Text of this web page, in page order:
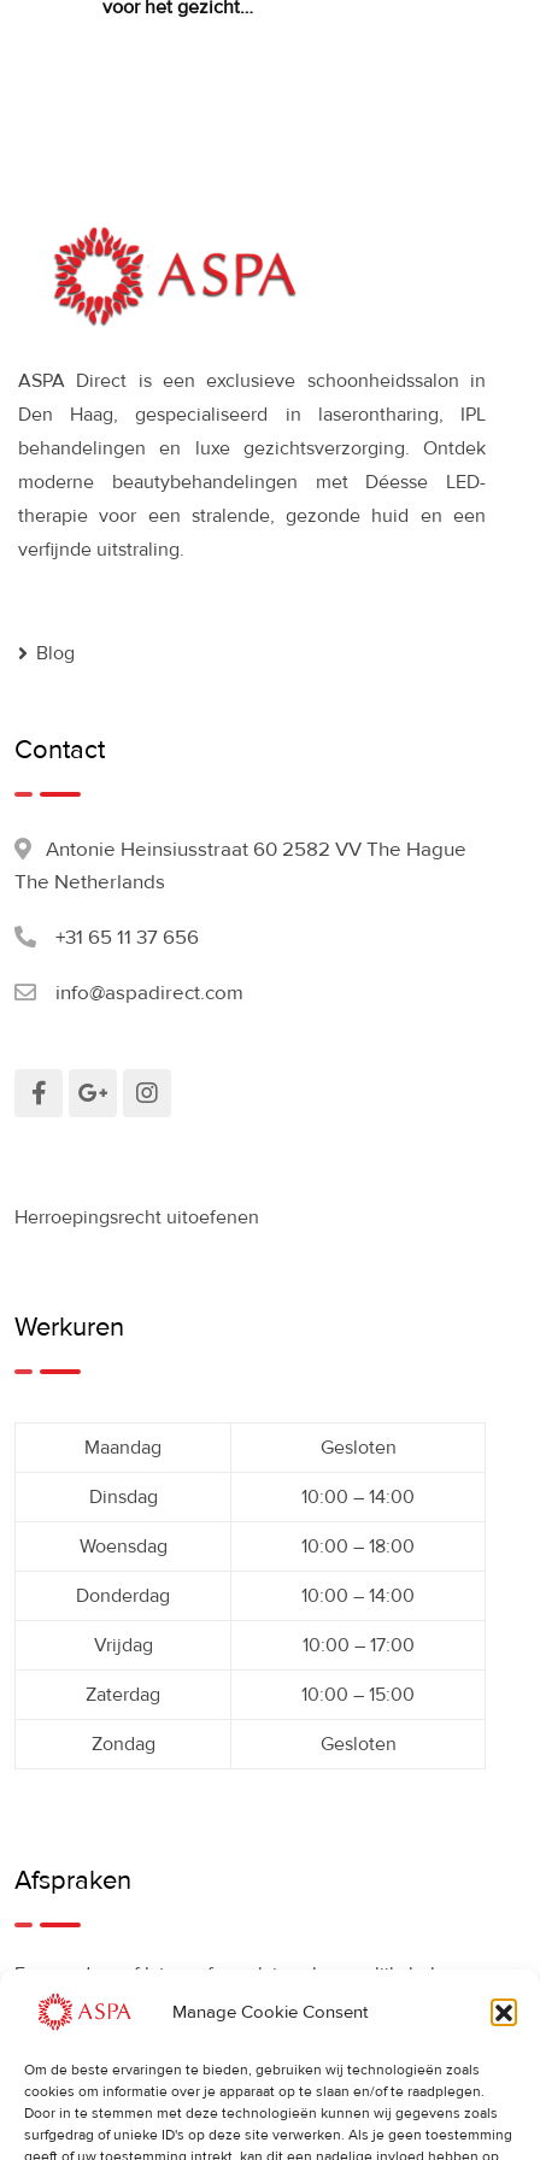
Manage Cookie Consent
Om de beste ervaringen te bieden, gebruiken wij technologieën zoals
cookies om informatie over je apparaat op te slaan en/of te raadplegen.
Door in te stemmen met deze technologieën kunnen wij gegevens zoals
surfgedrag of unieke ID's op deze site verwerken. Als je geen toestemming
voor het gezicht:
ASPA Direct is een exclusieve schoonheidssalon in
Den Haag, gespecialiseerd in laserontharing, IPL
behandelingen en luxe gezichtsverzorging. Ontdek
moderne beautybehandelingen met Déesse LED-
therapie voor een stralende, gezonde huid en een
verfijnde uitstraling.
Blog
Contact
Antonie Heinsiusstraat 60 2582 VV The Hague
The Netherlands
+31 65 11 37 656
info@aspadirect.com
Herroepingsrecht uitoefenen
Werkuren
Maandag Gesloten
Dinsdag 10:00 – 14:00
Woensdag 10:00 – 18:00
Donderdag 10:00 – 14:00
Vrijdag 10:00 – 17:00
Zaterdag 10:00 – 15:00
Zondag Gesloten
Afspraken
Een eerdere of latere afspraak is ook mogelijk, bel ons
gerust.
Cancellations:
Indien u een afspraak wilt wijzigen of annuleren, vragen wij